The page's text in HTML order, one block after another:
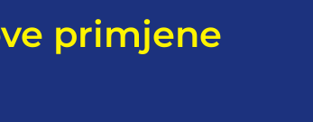
primjene